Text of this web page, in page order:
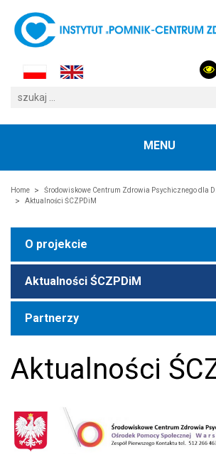
MENU
Home
Środowiskowe Centrum Zdrowia Psychicznego dla
Aktualności ŚCZPDiM
O projekcie
Aktualności ŚCZPDiM
Partnerzy
Aktualności